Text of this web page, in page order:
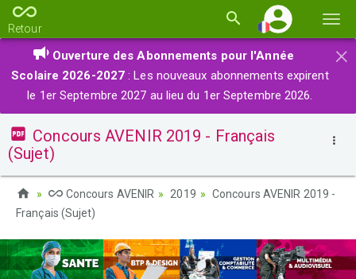
la
Retour
×
Ouverture des Abonnements pour l'Année
Scolaire 2026-2027 : Les nouveaux abonnements expirent
le 1er Septembre 2027 au lieu du 1er Septembre 2026.
Concours AVENIR 2019 - Français
(Sujet)
Concours AVENIR 2019
Concours AVENIR 2019 -
Français (Sujet)